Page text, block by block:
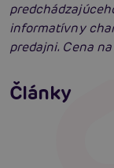
informatívny
predajni. Cena
Články
Erotická
Čítať viacej
Swingers párty po prvýkrát: erotický raj plný
extázy?